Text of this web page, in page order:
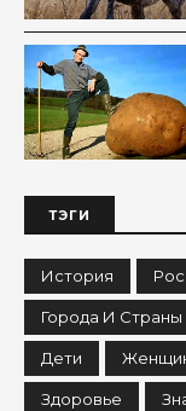
ТЭГИ
История
Города И Страны
Дети
Здоровье